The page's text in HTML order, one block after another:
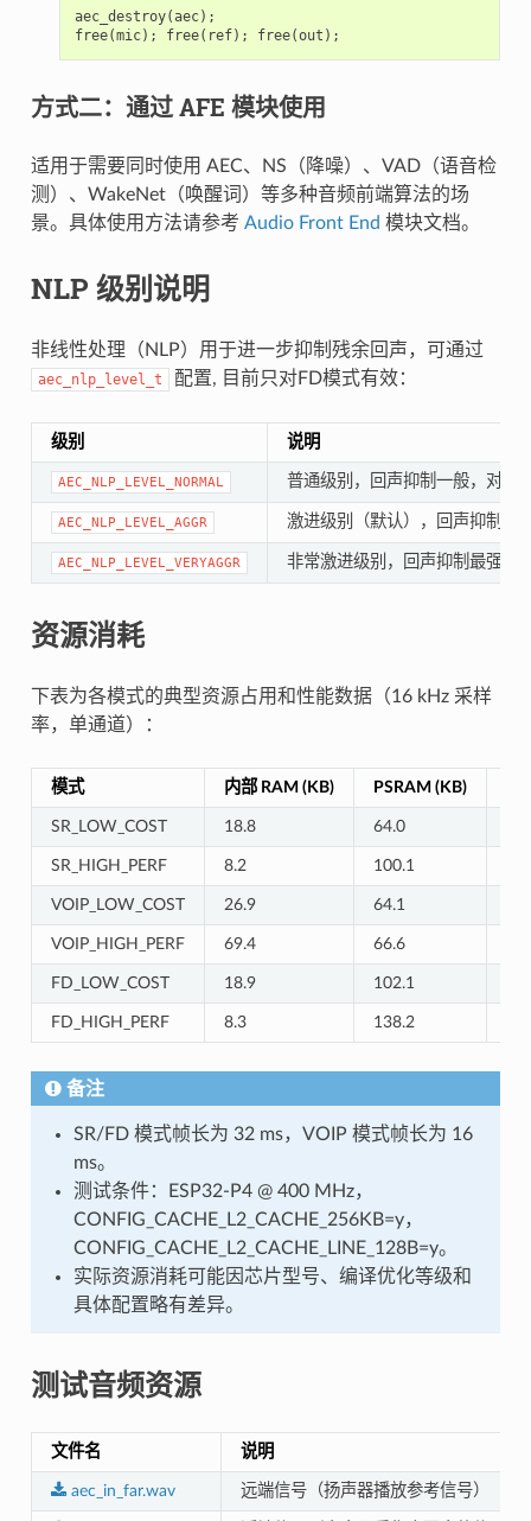
aec_destroy(aec);
free(mic); free( ref); free(out );
方式二：通过 AFE 模块使用
适用于需要同时使用 AEC、NS（降噪）、VAD（语音检
测）、WakeNet（唤醒词）等多种音频前端算法的场
景。具体使用方法请参考 Audio Front End 模块文档。
NLP 级别说明
非线性处理（NLP）用于进一步抑制残余回声，可通过
aec_nlp_level_t 配置, 目前只对FD模式有效：
级别 说明
AEC_NLP_LEVEL_NORMAL 普通级别，回声抑制一般，对语
AEC_NLP_LEVEL_AGGR 激进级别（默认），回声抑制更
AEC_NLP_LEVEL_VERYAGGR 非常激进级别，回声抑制最强，
资源消耗
下表为各模式的典型资源占用和性能数据（16 kHz 采样
率，单通道）：
模式 内部 RAM (KB) PSRAM (KB)
SR_LOW_COST 18.8 64.0
SR_HIGH_PERF 8.2 100.1
VOIP_LOW_COST 26.9 64.1
VOIP_HIGH_PERF 69.4 66.6
FD_LOW_COST 18.9 102.1
FD_HIGH_PERF 8.3 138.2
备注
SR/FD 模式帧长为 32 ms，VOIP 模式帧长为 16
ms。
测试条件：ESP32-P4 @ 400 MHz，
CONFIG_CACHE_L2_CACHE_256KB=y，
CONFIG_CACHE_L2_CACHE_LINE_128B=y。
实际资源消耗可能因芯片型号、编译优化等级和
具体配置略有差异。
测试音频资源
文件名 说明
aec_in_far.wav 远端信号（扬声器播放参考信号）